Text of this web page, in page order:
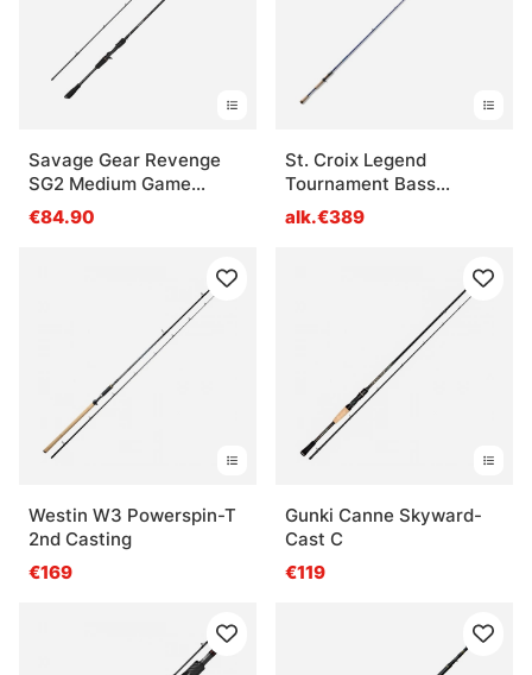
Savage Gear Revenge
SG2 Medium Game
Casting
€84.90
St. Croix Legend
Tournament Bass
Casting
alk.€389
Westin W3 Powerspin-T
2nd Casting
€169
Gunki Canne Skyward-
Cast C
€119